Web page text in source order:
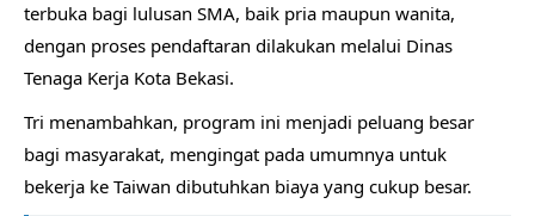
terbuka bagi lulusan SMA, baik pria maupun wanita,
dengan proses pendaftaran dilakukan melalui Dinas
Tenaga Kerja Kota Bekasi.
Tri menambahkan, program ini menjadi peluang besar
bagi masyarakat, mengingat pada umumnya untuk
bekerja ke Taiwan dibutuhkan biaya yang cukup besar.